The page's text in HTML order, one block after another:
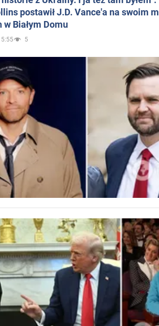
postawił J.D. Vance'a na swoim
Białym Domu
5